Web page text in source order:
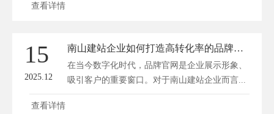
查看详情
15
2025.12
南山建站企业如何打造高转化率的品牌官网
在当今数字化时代，品牌官网是企业展示形象、
吸引客户的重要窗口。对于南山建站企业而言...
查看详情